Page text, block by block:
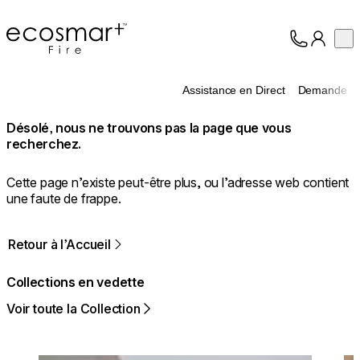
EcoSmart Fire
Professionnels
Assistance en Direct Demande
Désolé, nous ne trouvons pas la page que vous
recherchez.
Cette page n’existe peut-être plus, ou l’adresse web contient
une faute de frappe.
Retour à l’Accueil
Collections en vedette
Voir toute la Collection